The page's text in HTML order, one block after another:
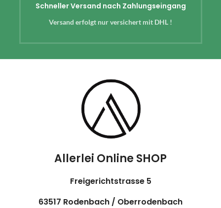
Schneller Versand nach Zahlungseingang
Versand erfolgt nur versichert mit DHL !
Allerlei Online SHOP
Freigerichtstrasse 5
63517 Rodenbach / Oberrodenbach